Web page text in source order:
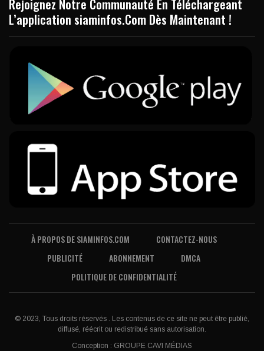
Rejoignez Notre Communauté En Téléchargeant
L’application siaminfos.Com Dès Maintenant !
À PROPOS DE SIAMINFOS.COM
CONTACTEZ-NOUS
PUBLICITÉ
ABONNEMENT
DMCA
POLITIQUE DE CONFIDENTIALITÉ
© 2023, Tous droits réservés . Les contenus de ce site ne peut être publié,
diffusé, réécrit ou redistribué sans autorisation.
Conception : GROUPE CAVI MÉDIAS